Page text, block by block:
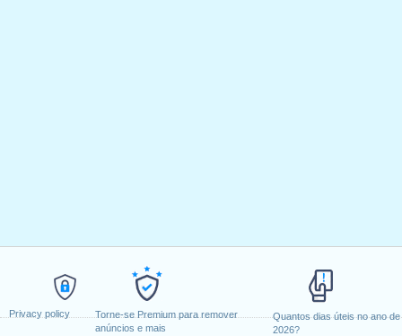
Privacy policy
Torne-se Premium para remover
anúncios e mais
Quantos dias úteis no ano de
2026?